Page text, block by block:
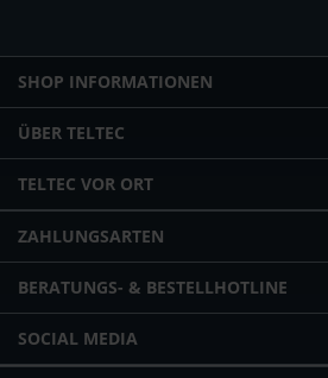
SHOP INFORMATIONEN
ÜBER TELTEC
TELTEC VOR ORT
ZAHLUNGSARTEN
BERATUNGS- & BESTELLHOTLINE
SOCIAL MEDIA